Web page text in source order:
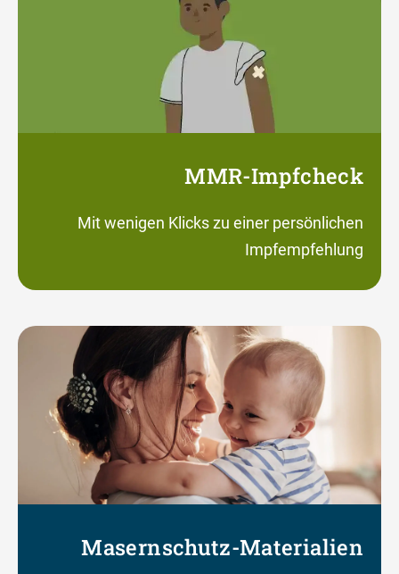
MMR-Impfcheck
Mit wenigen Klicks zu einer persönlichen
Impfempfehlung
Masernschutz-Materialien